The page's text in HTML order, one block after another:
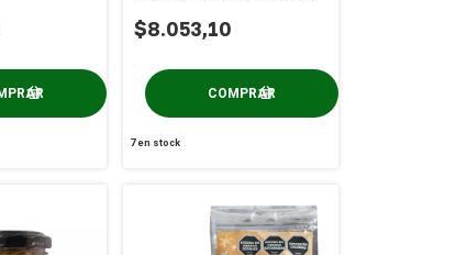
$8.053,10
7en stock